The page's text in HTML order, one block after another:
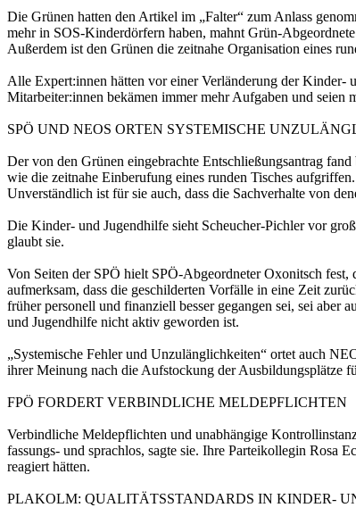
Die Grünen hatten den Artikel im „Falter“ zum Anlass
mehr in SOS-Kinderdörfern haben, mahnt Grün-
Außerdem ist den Grünen die zeitnahe Organisation eines
Alle Expert:innen hätten vor einer Verländerung der Kinder-
Mitarbeiter:innen bekämen immer mehr Aufgaben und seien
SPÖ UND NEOS ORTEN SYSTEMISCHE
Der von den Grünen eingebrachte Entschließungsantrag
wie die zeitnahe Einberufung eines runden Tisches
Unverständlich ist für sie auch, dass die Sachverhalte von
Die Kinder- und Jugendhilfe sieht Scheucher-Pichler vor
glaubt sie.
Von Seiten der SPÖ hielt SPÖ-Abgeordneter Oxonitsch fest,
aufmerksam, dass die geschilderten Vorfälle in eine Zeit
früher personell und finanziell besser gegangen sei, sei
und Jugendhilfe nicht aktiv geworden ist.
„Systemische Fehler und Unzulänglichkeiten“ ortet auch
ihrer Meinung nach die Aufstockung der Ausbildungsplätze
FPÖ FORDERT VERBINDLICHE MELDEPFLICHTEN
Verbindliche Meldepflichten und unabhängige
fassungs- und sprachlos, sagte sie. Ihre Parteikollegin Rosa
reagiert hätten.
PLAKOLM: QUALITÄTSSTANDARDS IN KINDER-